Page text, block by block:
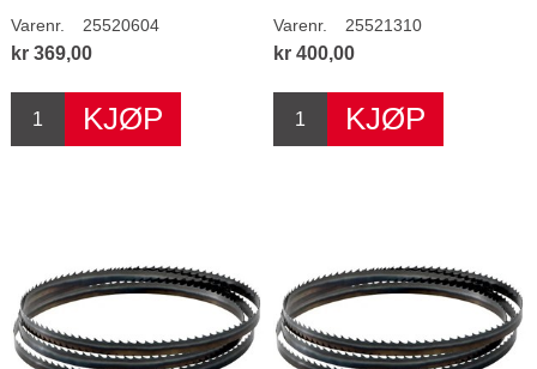
Varenr. 25520604
kr 369,00
Varenr. 25521310
kr 400,00